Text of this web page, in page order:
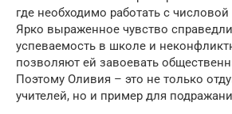
где необходимо работать с
Ярко выраженное чувство
успеваемость в школе и
позволяют ей завоевать
Поэтому Оливия – это не только
учителей, но и пример для